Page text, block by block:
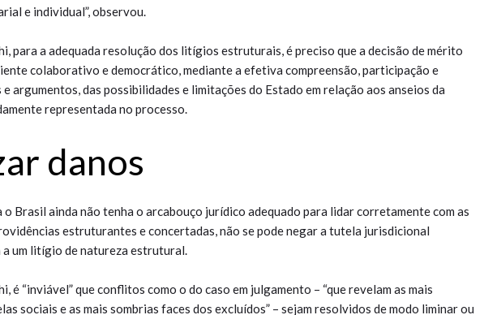
e individual”, observou.
para a adequada resolução dos litígios estruturais, é preciso que a decisão de mérito
colaborativo e democrático, mediante a efetiva compreensão, participação e
argumentos, das possibilidades e limitações do Estado em relação aos anseios da
representada no processo.
danos
o Brasil ainda não tenha o arcabouço jurídico adequado para lidar corretamente com as
estruturantes e concertadas, não se pode negar a tutela jurisdicional
a um litígio de natureza estrutural.
é “inviável” que conflitos como o do caso em julgamento – “que revelam as mais
sociais e as mais sombrias faces dos excluídos” – sejam resolvidos de modo liminar ou